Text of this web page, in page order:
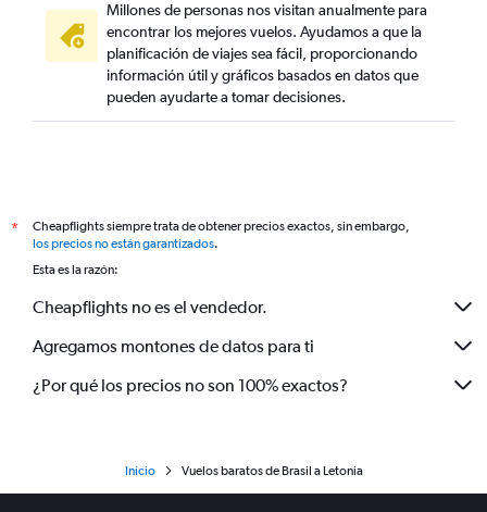
Millones de personas nos visitan anualmente para
encontrar los mejores vuelos. Ayudamos a que la
planificación de viajes sea fácil, proporcionando
información útil y gráficos basados en datos que
pueden ayudarte a tomar decisiones.
*
Cheapflights siempre trata de obtener precios exactos, sin embargo,
los precios no están garantizados.
Esta es la razón:
Cheapflights no es el vendedor.
Agregamos montones de datos para ti
¿Por qué los precios no son 100% exactos?
Inicio Vuelos baratos de Brasil a Letonia